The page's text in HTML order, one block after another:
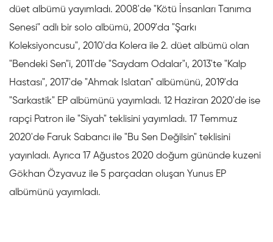
düet albümü yayımladı. 2008'de "Kötü İnsanları Tanıma
Senesi" adlı bir solo albümü, 2009'da "Şarkı
Koleksiyoncusu", 2010'da Kolera ile 2. düet albümü olan
"Bendeki Sen"i, 2011'de "Saydam Odalar"ı, 2013'te "Kalp
Hastası", 2017'de "Ahmak Islatan" albümünü, 2019'da
"Sarkastik" EP albümünü yayımladı. 12 Haziran 2020'de ise
rapçi Patron ile "Siyah" teklisini yayımladı. 17 Temmuz
2020'de Faruk Sabancı ile "Bu Sen Değilsin" teklisini
yayınladı. Ayrıca 17 Ağustos 2020 doğum gününde kuzeni
Gökhan Özyavuz ile 5 parçadan oluşan Yunus EP
albümünü yayımladı.